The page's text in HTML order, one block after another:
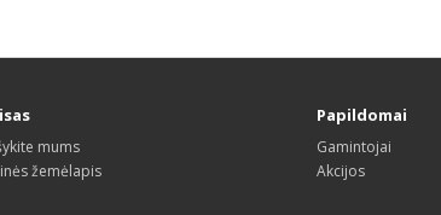
mums
žemėlapis
Papildomai
Gamintojai
Akcijos